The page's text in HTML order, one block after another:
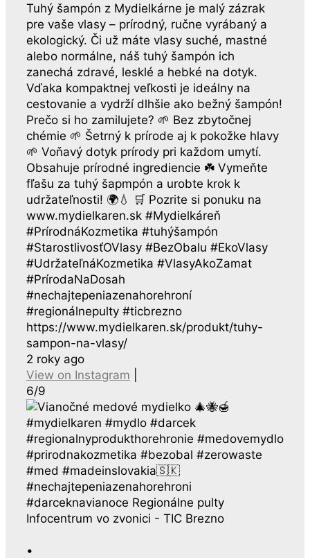
Tuhý šampón z Mydielkárne je malý zázrak
pre vaše vlasy – prírodný, ručne vyrábaný a
ekologický. Či už máte vlasy suché, mastné
alebo normálne, náš tuhý šampón ich
zanechá zdravé, lesklé a hebké na dotyk.
Vďaka kompaktnej veľkosti je ideálny na
cestovanie a vydrží dlhšie ako bežný šampón!
Prečo si ho zamilujete? 🌱 Bez zbytočnej
chémie 🌱 Šetrný k prírode aj k pokožke hlavy
🌱 Voňavý dotyk prírody pri každom umytí.
Obsahuje prírodné ingrediencie ☘️ Vymeňte
fľašu za tuhý šapmpón a urobte krok k
udržateľnosti! 🌍💧 🛒 Pozrite si ponuku na
www.mydielkaren.sk #Mydielkáreň
#PrírodnáKozmetika #tuhýšampón
#StarostlivosťOVlasy #BezObalu #EkoVlasy
#UdržateľnáKozmetika #VlasyAkoZamat
#PrírodaNaDosah
#nechajtepeniazenahorehroní
#regionálnepulty #ticbrezno
https://www.mydielkaren.sk/produkt/tuhy-
sampon-na-vlasy/
2 roky ago
View on Instagram
6/9
•